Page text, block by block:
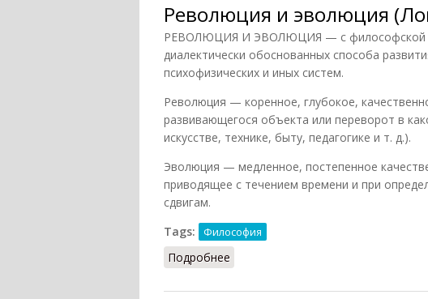
Революция и эволюция
РЕВОЛЮЦИЯ И ЭВОЛЮЦИЯ — с философской
диалектически обоснованных способа
психофизических и иных систем.
Революция — коренное, глубокое,
развивающегося объекта или переворот в
искусстве, технике, быту, педагогике и т. д.).
Эволюция — медленное, постепенное
приводящее с течением времени и при
сдвигам.
Tags:
Философия
Подробнее